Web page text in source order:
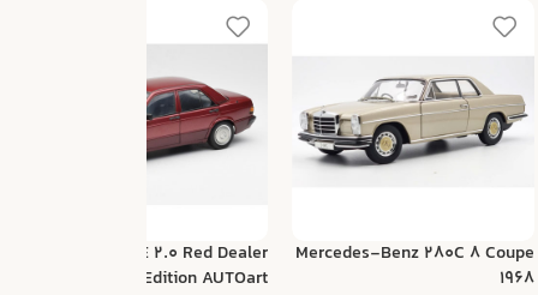
Mercedes-Benz 280C 8 Coupe
1968
Mercedes 190E 2.0 Red Dealer
Edition AUTOart